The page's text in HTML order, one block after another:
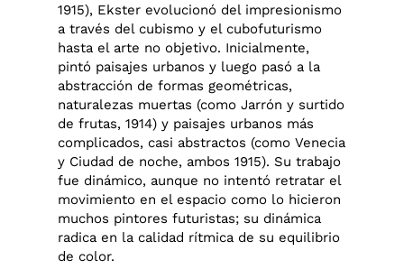
1915), Ekster evolucionó del impresionismo
a través del cubismo y el cubofuturismo
hasta el arte no objetivo. Inicialmente,
pintó paisajes urbanos y luego pasó a la
abstracción de formas geométricas,
naturalezas muertas (como Jarrón y surtido
de frutas, 1914) y paisajes urbanos más
complicados, casi abstractos (como Venecia
y Ciudad de noche, ambos 1915). Su trabajo
fue dinámico, aunque no intentó retratar el
movimiento en el espacio como lo hicieron
muchos pintores futuristas; su dinámica
radica en la calidad rítmica de su equilibrio
de color.